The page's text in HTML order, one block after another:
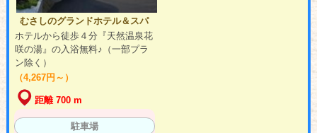
むさしのグランドホテル＆スパ
ホテルから徒歩４分『天然温泉花
咲の湯』の入浴無料♪（一部プラ
ン除く）
（4,267円～）
距離 700 m
駐車場